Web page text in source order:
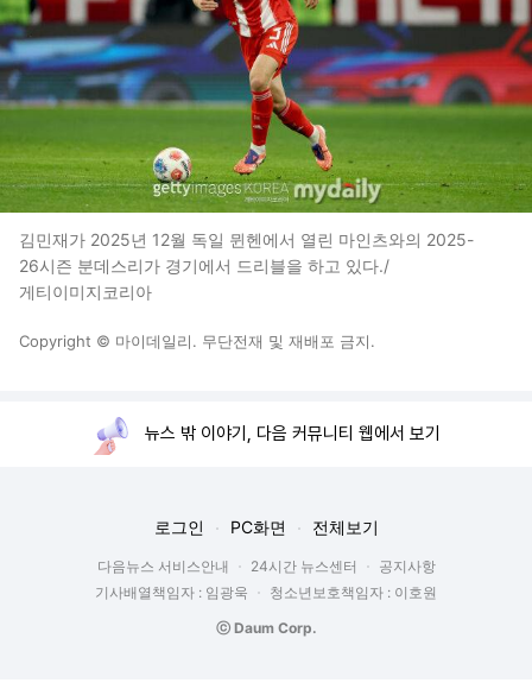
김민재가 2025년 12월 독일 뮌헨에서 열린 마인츠와의 2025-
26시즌 분데스리가 경기에서 드리블을 하고 있다./
게티이미지코리아
Copyright © 마이데일리. 무단전재 및 재배포 금지.
뉴스 밖 이야기, 다음 커뮤니티 웹에서 보기
로그인 PC화면 전체보기
다음뉴스 서비스안내 24시간 뉴스센터
공지사항
기사배열책임자 : 임광욱
청소년보호책임자 : 이호원
ⓒ Daum Corp.